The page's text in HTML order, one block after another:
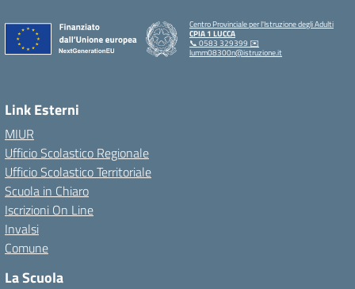
Centro Provinciale per l'Istruzione degli Adulti
CPIA 1 LUCCA
📞 0583 329399 ✉️
lumm08300n@istruzione.it
Link Esterni
MIUR
Ufficio Scolastico Regionale
Ufficio Scolastico Territoriale
Scuola in Chiaro
Iscrizioni On Line
Invalsi
Comune
La Scuola